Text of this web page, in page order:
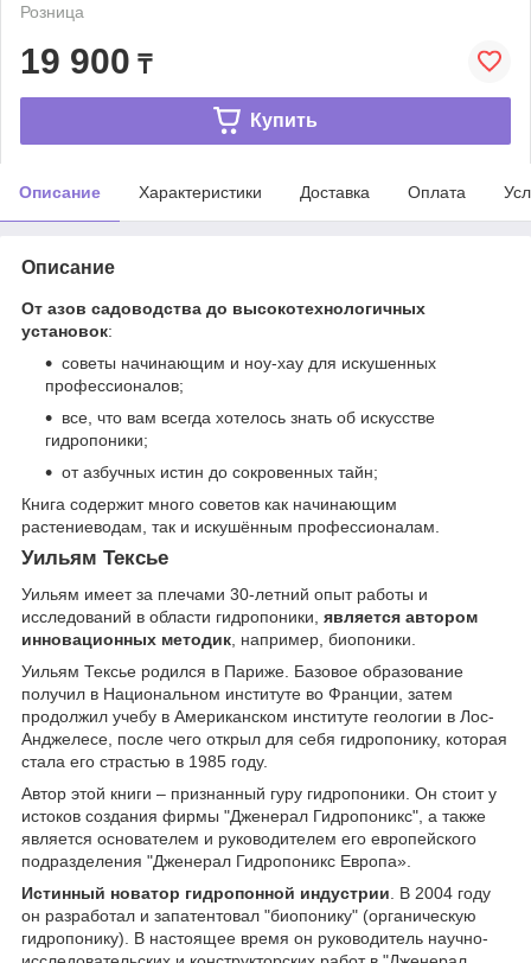
Розница
19 900 ₸
Купить
Описание Характеристики Доставка Оплата
Описание
От азов садоводства до высокотехнологичных
установок:
советы начинающим и ноу-хау для искушенных
профессионалов;
все, что вам всегда хотелось знать об искусстве
гидропоники;
от азбучных истин до сокровенных тайн;
Книга содержит много советов как начинающим
растениеводам, так и искушённым профессионалам.
Уильям Тексье
Уильям имеет за плечами 30-летний опыт работы и
исследований в области гидропоники, является автором
инновационных методик , например, биопоники.
Уильям Тексье родился в Париже. Базовое образование
получил в Национальном институте во Франции, затем
продолжил учебу в Американском институте геологии в Лос-
Анджелесе, после чего открыл для себя гидропонику, которая
стала его страстью в 1985 году.
Автор этой книги – признанный гуру гидропоники. Он стоит у
истоков создания фирмы "Дженерал Гидропоникс", а также
является основателем и руководителем его европейского
подразделения "Дженерал Гидропоникс Европа».
Истинный новатор гидропонной индустрии . В 2004 году
он разработал и запатентовал "биопонику" (органическую
гидропонику). В настоящее время он руководитель научно-